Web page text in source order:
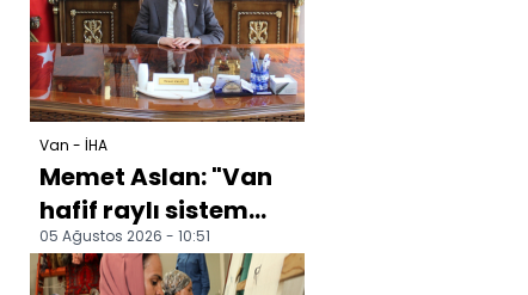
Van - İHA
Memet Aslan: "Van
hafif raylı sistem
projesi, şehrimizin
geleceğine yapılan...
05 Ağustos 2026 - 10:51